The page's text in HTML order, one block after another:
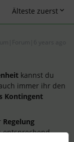
Älteste zuerst
kannst du
immer ihr den
Kontingent
Regelung
entsprechend